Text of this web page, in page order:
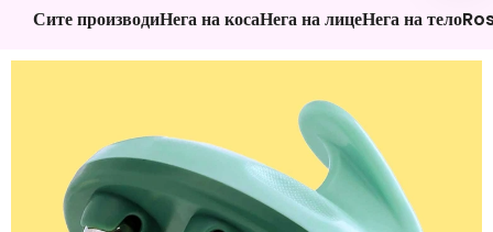
Сите производиНега на косаНега на лицеНега на тело